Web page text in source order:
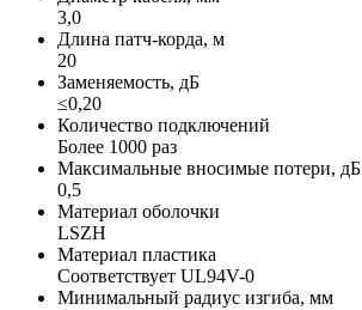
3,0
Длина патч-корда, м
20
Заменяемость, дБ
≤0,20
Количество подключений
Более 1000 раз
Максимальные вносимые потери, дБ
0,5
Материал оболочки
LSZH
Материал пластика
Соответствует UL94V-0
Минимальный радиус изгиба, мм